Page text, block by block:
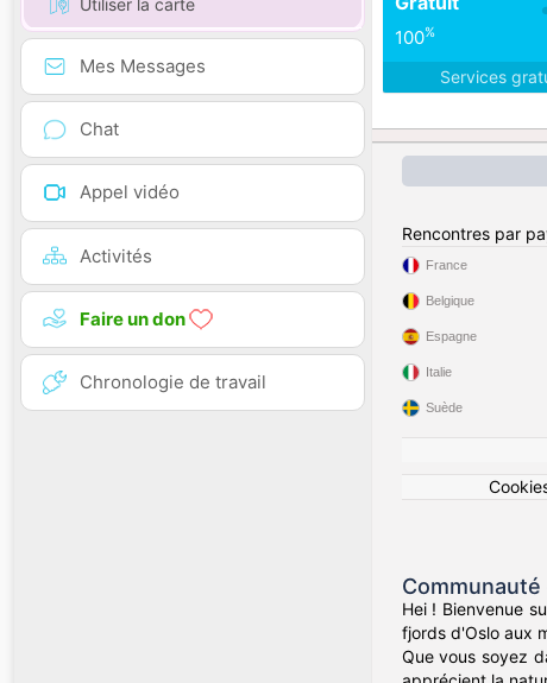
Mes Messages
Chat
Appel vidéo
Activités
Faire un don
Chronologie de travail
100%
Services
Rencontres par
France
Belgique
Espagne
Italie
Suède
Hei ! Bienvenue
fjords d'Oslo aux
Que vous soyez